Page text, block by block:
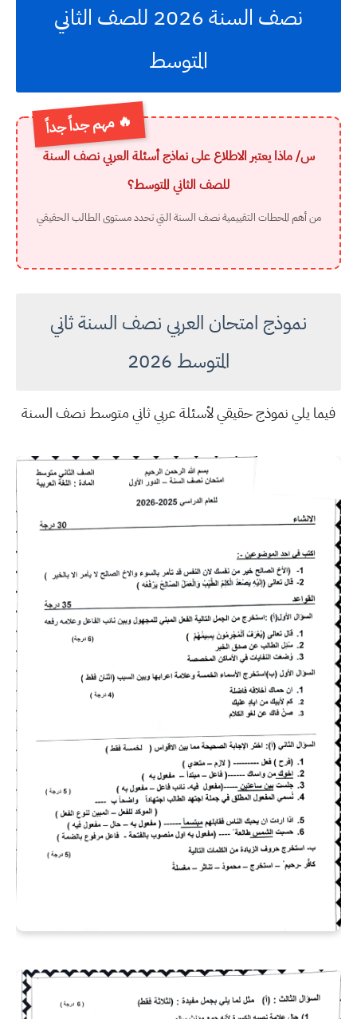
نصف السنة 2026 للصف الثاني
المتوسط
🔥 مهم جداً جداً
س/ ماذا يعتبر الاطلاع على نماذج أسئلة العربي نصف السنة
للصف الثاني المتوسط؟
من أهم المحطات التقييمية نصف السنة التي تحدد مستوى الطالب الحقيقي
نموذج امتحان العربي نصف السنة ثاني
المتوسط 2026
فيما يلي نموذج حقيقي لأسئلة عربي ثاني متوسط نصف السنة